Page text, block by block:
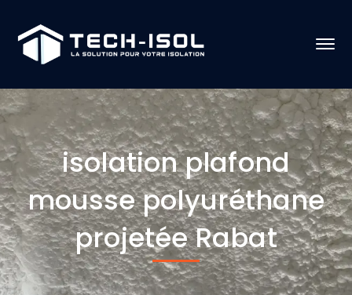
isolation plafond
mousse polyuréthane
projetée Rabat